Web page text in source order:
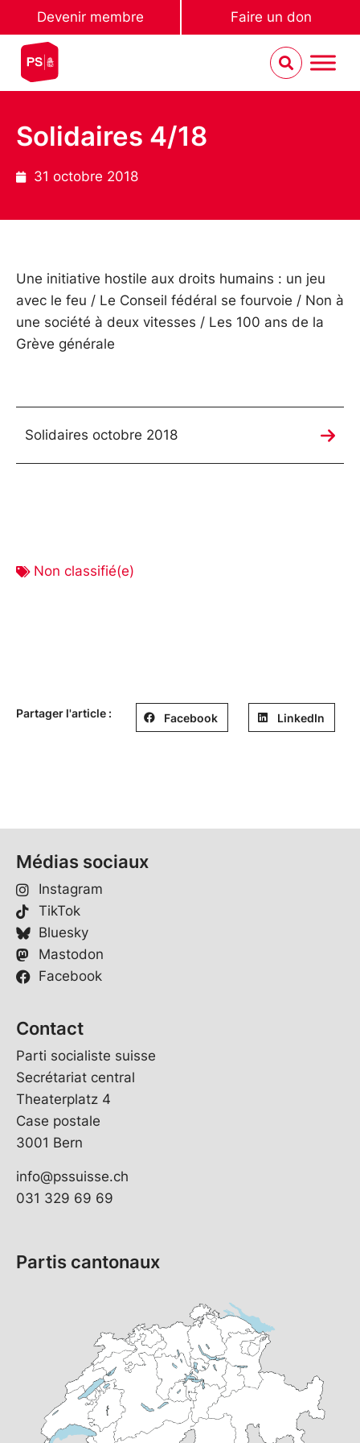
Devenir membre Faire un don
Solidaires 4/18
31 octobre 2018
Une initiative hostile aux droits humains : un jeu
avec le feu / Le Conseil fédéral se fourvoie / Non à
une société à deux vitesses / Les 100 ans de la
Grève générale
Solidaires octobre 2018
Non classifié(e)
Partager l'article : Facebook LinkedIn
Médias sociaux
Instagram
TikTok
Bluesky
Mastodon
Facebook
Contact
Parti socialiste suisse
Secrétariat central
Theaterplatz 4
Case postale
3001 Bern
info@pssuisse.ch
031 329 69 69
Partis cantonaux